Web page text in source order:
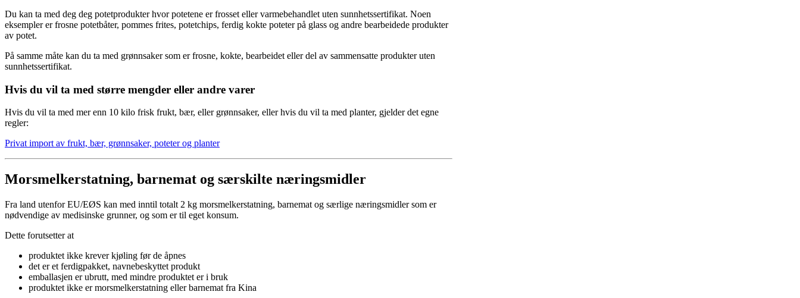
Du kan ta med deg deg potetprodukter hvor potetene er frosset eller varmebehandlet uten sunnhetssertifikat. Noen
eksempler er frosne potetbåter, pommes frites, potetchips, ferdig kokte poteter på glass og andre bearbeidede produkter
av potet.
På samme måte kan du ta med grønnsaker som er frosne, kokte, bearbeidet eller del av sammensatte produkter uten
sunnhetssertifikat.
Hvis du vil ta med større mengder eller andre varer
Hvis du vil ta med mer enn 10 kilo frisk frukt, bær, eller grønnsaker, eller hvis du vil ta med planter, gjelder det egne
regler:
Privat import av frukt, bær, grønnsaker, poteter og planter
Morsmelkerstatning, barnemat og særskilte næringsmidler
Fra land utenfor EU/EØS kan med inntil totalt 2 kg morsmelkerstatning, barnemat og særlige næringsmidler som er
nødvendige av medisinske grunner, og som er til eget konsum.
Dette forutsetter at
produktet ikke krever kjøling før de åpnes
det er et ferdigpakket, navnebeskyttet produkt
emballasjen er ubrutt, med mindre produktet er i bruk
produktet ikke er morsmelkerstatning eller barnemat fra Kina